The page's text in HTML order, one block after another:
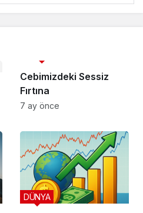
Cebimizdeki Sessiz
Fırtına
7 ay önce
DÜNYA